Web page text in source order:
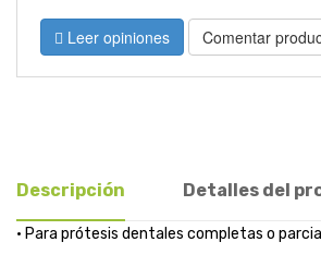
Leer opiniones Comentar
Descripción Detalles del
• Para prótesis dentales completas o